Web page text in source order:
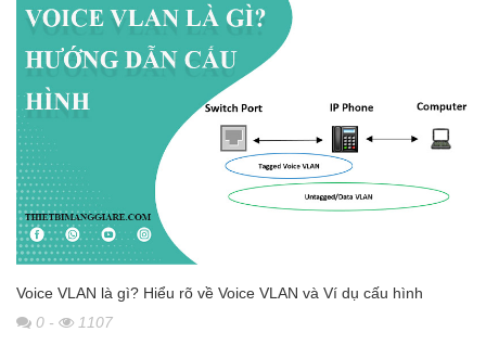
Voice VLAN là gì? Hiểu rõ về Voice VLAN và Ví dụ cấu hình
0 - 1107